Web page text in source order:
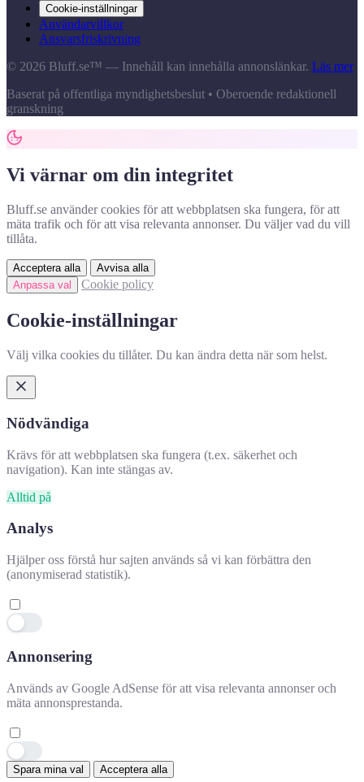
Hjälpte denna information dig?
✕
👍 Ja 👎 Nej
👍
Cookie-inställningar
Användarvillkor
Ansvarsfriskrivning
© 2026 Bluff.se™ — Innehåll kan innehålla annonslänkar. Läs mer
Baserat på offentliga myndighetsbeslut • Oberoende redaktionell
granskning
Vi värnar om din integritet
Bluff.se använder cookies för att webbplatsen ska fungera, för att
mäta trafik och för att visa relevanta annonser. Du väljer vad du vill
tillåta.
Acceptera alla
Avvisa alla
Anpassa val
Cookie policy
Cookie-inställningar
Välj vilka cookies du tillåter. Du kan ändra detta när som helst.
Nödvändiga
Krävs för att webbplatsen ska fungera (t.ex. säkerhet och
navigation). Kan inte stängas av.
Alltid på
Analys
Hjälper oss förstå hur sajten används så vi kan förbättra den
(anonymiserad statistik).
Annonsering
Används av Google AdSense för att visa relevanta annonser och
mäta annonsprestanda.
Spara mina val Acceptera alla